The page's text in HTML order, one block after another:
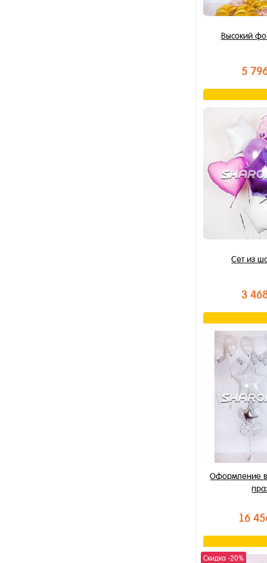
Высокий
5
Купить в 1
В избранное
В наличии
Сет из
3
В
Купить в 1
В избранное
В наличии
Оформление
16
В
Скидка -20%